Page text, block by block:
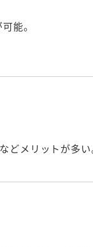
能。
どメリットが多い